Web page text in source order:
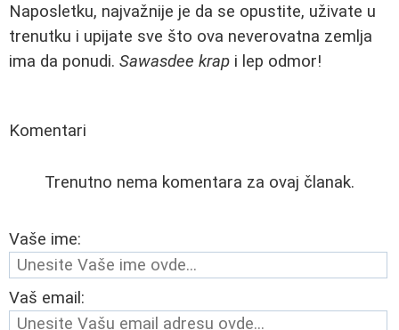
Naposletku, najvažnije je da se opustite, uživate u
trenutku i upijate sve što ova neverovatna zemlja
ima da ponudi. Sawasdee krap i lep odmor!
Komentari
Trenutno nema komentara za ovaj članak.
Vaše ime:
Vaš email: